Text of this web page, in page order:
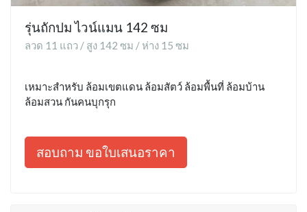
รุ่นถักปม ไวน์แมน 142 ซม
ลวด 11 แถว / สูง 142 ซม / ห่าง 15 ซม
เหมาะสำหรับ ล้อมเขตแดน ล้อมสัตว์ ล้อมพื้นที่ ล้อมบ้าน
ล้อมสวน กันคนบุกรุก
สอบถาม ขอใบเสนอราคา